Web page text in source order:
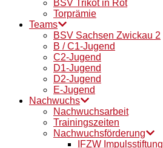
BSV Trikot in Rot
Torprämie
Teams
BSV Sachsen Zwickau 2
B / C1-Jugend
C2-Jugend
D1-Jugend
D2-Jugend
E-Jugend
Nachwuchs
Nachwuchsarbeit
Trainingszeiten
Nachwuchsförderung
IFZW Impulsstiftung